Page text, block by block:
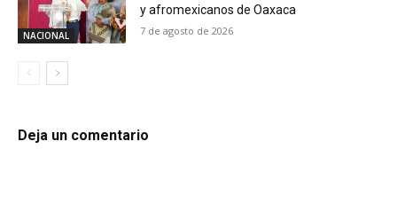
NACIONAL
y afromexicanos de Oaxaca
7 de agosto de 2026
Deja un comentario